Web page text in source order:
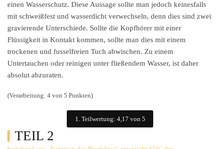
einen Wasserschutz. Diese Aussage sollte man jedoch keinesfalls
mit schweißfest und wasserdicht verwechseln, denn dies sind zwei
gravierende Unterschiede. Sollte die Kopfhörer mit einer
Flüssigkeit in Kontakt kommen, sollte man dies mit einem
trockenen und fusselfreien Tuch abwischen. Zu einem
Untertauchen oder reinigen unter fließendem Wasser, ist daher
absolut abzuraten.
(Verarbeitung: 4 von 5 Punkten)
1. Teilwertung: 4,17 von 5
TEIL 2